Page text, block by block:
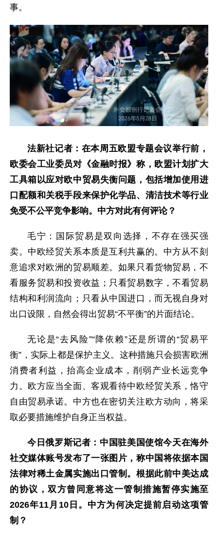
事。
法新社记者：在本周五欧盟专题会议举行前，
欧委会工业委员对《金融时报》称，欧盟计划扩大
工具箱以应对欧中贸易失衡问题，包括增加使用进
口配额和关税手段来保护化学品、清洁技术等行业
免受不公平竞争影响。中方对此有何评论？
毛宁：国际贸易是双向选择，不存在强买强
卖。中欧经贸关系本质是互利共赢的。中方从不刻
意追求对欧洲的贸易顺差。如果只看货物贸易，不
看服务贸易和投资收益；只看贸易数字，不看贸易
结构和利润流向；只看从中国进口，而无视自身对
出口设限，自然会得出贸易“不平衡”的片面结论。
无论是“去风险”“降依赖”还是所谓的“贸易平
衡”，实际上都是保护主义。这种措施只会损害欧洲
消费者利益，抬高企业成本，削弱产业长远竞争
力。欧方应当全面、客观看待中欧经贸关系，恪守
自由贸易承诺。中方也在密切关注欧方动向，将采
取必要措施维护自身正当权益。
今日俄罗斯记者：中国驻美国使馆今天在海外
社交媒体账号发布了一张图片，称中国将依据本国
法律对稀土金属实施出口管制。根据此前中美达成
的协议，双方曾同意将这一管制措施暂停实施至
2026年11月10日。中方为何决定提前启动这项管
制？